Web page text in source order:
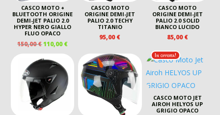
CASCO MOTO +
BLUETOOTH ORIGINE
DEMI-JET PALIO 2.0
HYPER NERO GIALLO
FLUO OPACO
150,00€IL
PREZZO
ORIGINALE
ERA:
150,00 €.
110,00€IL
PREZZO
ATTUALE
110,00 €.
CASCO MOTO
ORIGINE DEMI-JET
PALIO 2.0 TECHY
TITANIO
95,00€
CASCO MOTO
ORIGINE DEMI-JET
PALIO 2.0 SOLID
BIANCO LUCIDO
85,00€
In offerta!
CASCO MOTO JET
AIROH HELYOS UP
GRIGIO OPACO